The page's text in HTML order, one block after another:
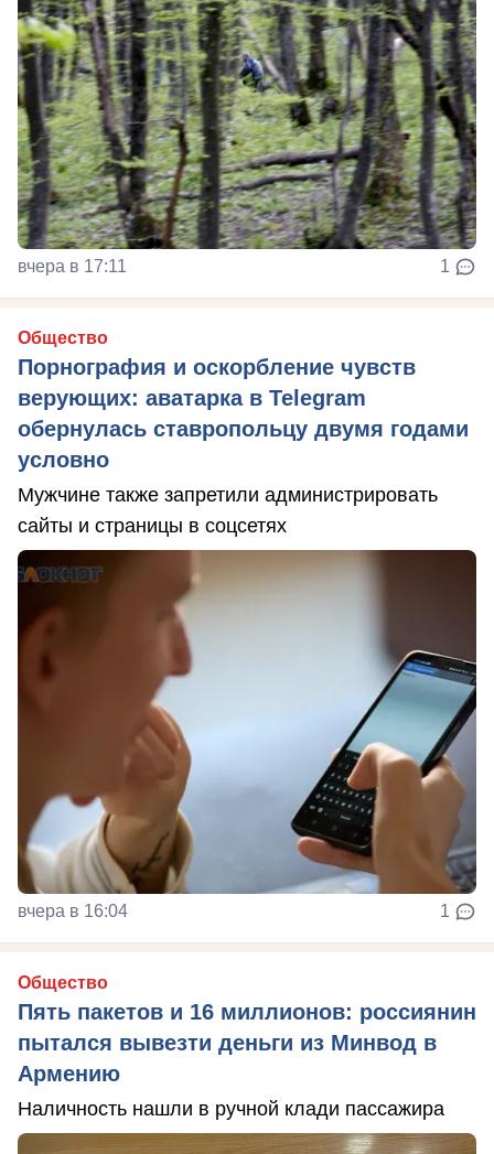
вчера в 17:11 1
Общество
Порнография и оскорбление чувств
верующих: аватарка в Telegram
обернулась ставропольцу двумя годами
условно
Мужчине также запретили администрировать
сайты и страницы в соцсетях
вчера в 16:04 1
Общество
Пять пакетов и 16 миллионов: россиянин
пытался вывезти деньги из Минвод в
Армению
Наличность нашли в ручной клади пассажира